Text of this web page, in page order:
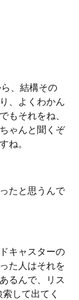
、結構その
、よくわかん
もそれをね、
ゃんと聞くぞ
ね。
たと思うんで
キャスターの
た人はそれを
るんで、リス
して出てく